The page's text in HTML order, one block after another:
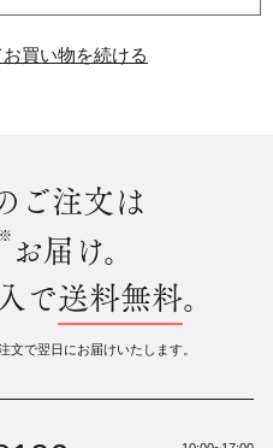
買い物を続ける
ご注文は
※ お届け。
で送料無料。
で翌日にお届けいたします。